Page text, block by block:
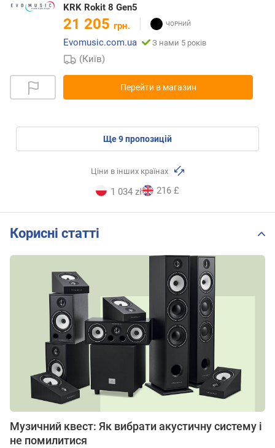
KRK Rokit 8 Gen5
21 205 грн.
Evomusic.com.ua
З нами 5 років
(Київ)
Перейти в магазин
ще9пропозицій
Ціни в інших країнах
1 034 zł 216 £
Корисні статті
Музичний квест: Як вибрати акустичну систему і
не помилитися